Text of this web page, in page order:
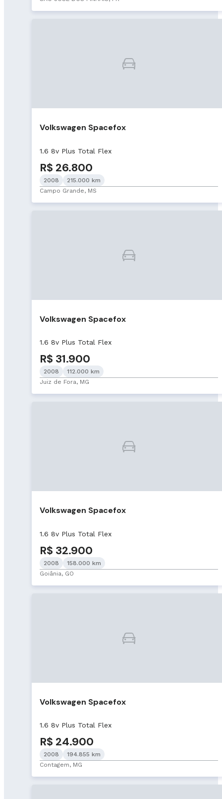
Volkswagen Spacefox
1.6 8v Plus Total Flex
R$ 26.800
2008
215.000 km
Campo Grande, MS
Volkswagen Spacefox
1.6 8v Plus Total Flex
R$ 31.900
2008
112.000 km
Juiz de Fora, MG
Volkswagen Spacefox
1.6 8v Plus Total Flex
R$ 32.900
2008
158.000 km
Goiânia, GO
Volkswagen Spacefox
1.6 8v Plus Total Flex
R$ 24.900
2008
194.855 km
Contagem, MG